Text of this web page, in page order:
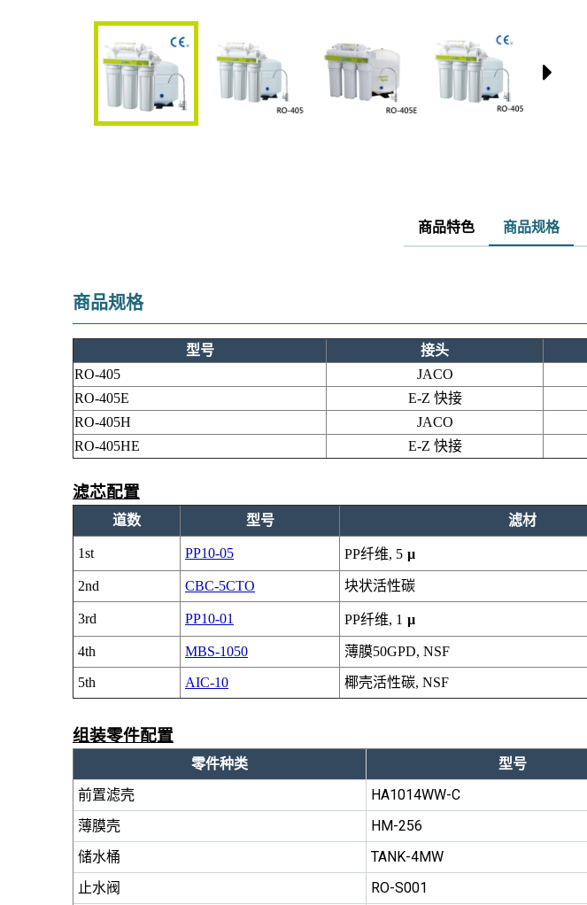
商品特色 商品规格
商品规格
型号 接头
RO-405 JACO
RO-405E
E-Z 快接
RO-405H
JACO
RO-405HE
E-Z 快接
滤芯配置
道数 型号 滤材
1st PP10-05 PP纤维, 5 µ
2nd CBC-5CTO 块状活性碳
3rd PP10-01 PP纤维, 1 µ
4th MBS-1050 薄膜50GPD, NSF
5th AIC-10 椰壳活性碳, NSF
组装零件配置
零件种类 型号
前置滤壳
HA1014WW-C
薄膜壳 HM-256
储水桶 TANK-4MW
止水阀 RO-S001